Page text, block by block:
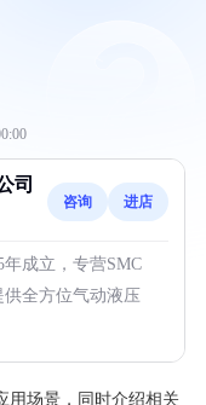
司
咨询 进店
成立，专营SMC
全方位气动液压
用场景，同时介绍相关